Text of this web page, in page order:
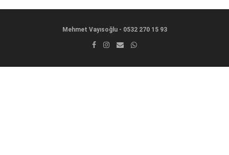
Mehmet Vayısoğlu - 0532 270 15 93